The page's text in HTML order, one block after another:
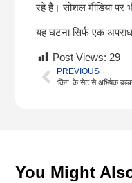
रहे हैं। सोशल मीडिया
यह घटना सिर्फ एक
Post Views: 29
PREVIOUS
‘किंग’ के सेट से अभिषेक
You Might